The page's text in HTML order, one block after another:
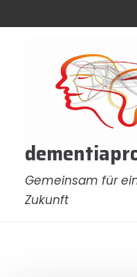
Gemeinsam für
Zukunft